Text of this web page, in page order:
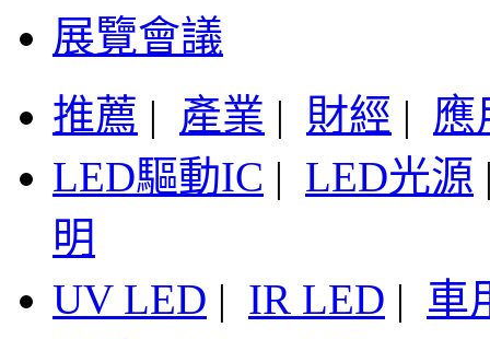
展覽會議
推薦 | 產業 | 財經 | 應
LED驅動IC | LED光源
明
UV LED | IR LED | 車